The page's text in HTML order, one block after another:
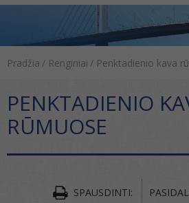
Pradžia / Renginiai / Penktadienio kava
PENKTADIENIO
RŪMUOSE
SPAUSDINTI: